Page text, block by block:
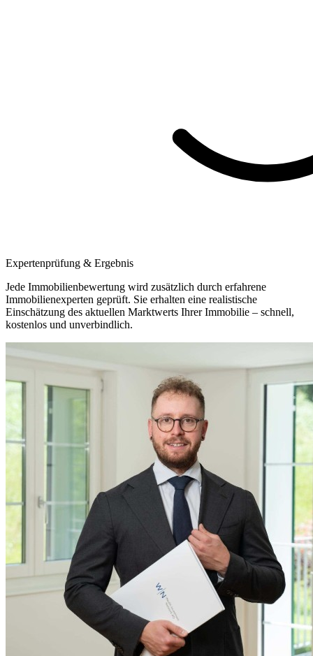
Expertenprüfung & Ergebnis
Jede Immobilienbewertung wird zusätzlich durch erfahrene
Immobilienexperten geprüft. Sie erhalten eine realistische
Einschätzung des aktuellen Marktwerts Ihrer Immobilie – schnell,
kostenlos und unverbindlich.